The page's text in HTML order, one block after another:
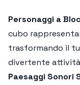
Personaggi a
cubo
trasformando il
divertente
Paesaggi Sonori